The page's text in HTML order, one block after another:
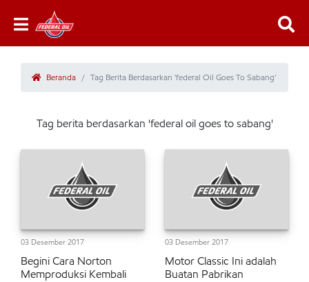
Beranda Tag Berita Berdasarkan 'federal Oil Goes To Sabang'
Tag berita berdasarkan 'federal oil goes to sabang'
03 Desember 2017
Begini Cara Norton
Memproduksi Kembali
03 Desember 2017
Motor Classic Ini adalah
Buatan Pabrikan